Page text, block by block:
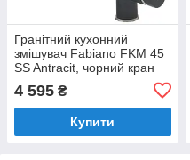
Гранітний кухонний
змішувач Fabiano FKM 45
SS Antracit, чорний кран
(8232.401.0190)
4 595 ₴
Купити